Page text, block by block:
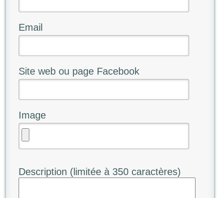
Email
Site web ou page Facebook
Image
Description (limitée à 350 caractères)